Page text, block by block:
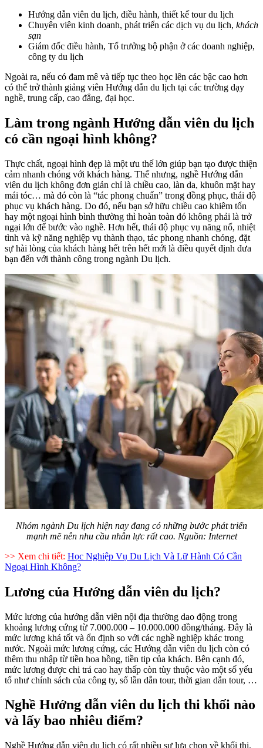
Hướng dẫn viên du lịch, điều hành, thiết kế tour du lịch
Chuyên viên kinh doanh, phát triển các dịch vụ du lịch, khách
sạn
Giám đốc điều hành, Tổ trưởng bộ phận ở các doanh nghiệp,
công ty du lịch
Ngoài ra, nếu có đam mê và tiếp tục theo học lên các bậc cao hơn
có thể trở thành giảng viên Hướng dẫn du lịch tại các trường dạy
nghề, trung cấp, cao đẳng, đại học.
Làm trong ngành Hướng dẫn viên du lịch
có cần ngoại hình không?
Thực chất, ngoại hình đẹp là một ưu thế lớn giúp bạn tạo được thiện
cảm nhanh chóng với khách hàng. Thế nhưng, nghề Hướng dẫn
viên du lịch không đơn giản chỉ là chiều cao, làn da, khuôn mặt hay
mái tóc… mà đó còn là “tác phong chuẩn” trong đồng phục, thái độ
phục vụ khách hàng. Do đó, nếu bạn sở hữu chiều cao khiêm tốn
hay một ngoại hình bình thường thì hoàn toàn đó không phải là trở
ngại lớn để bước vào nghề. Hơn hết, thái độ phục vụ năng nổ, nhiệt
tình và kỹ năng nghiệp vụ thành thạo, tác phong nhanh chóng, đặt
sự hài lòng của khách hàng hết trên hết mới là điều quyết định đưa
bạn đến với thành công trong ngành Du lịch.
Nhóm ngành Du lịch hiện nay đang có những bước phát triển
mạnh mẽ nên nhu cầu nhân lực rất cao. Nguồn: Internet
>> Xem chi tiết: Học Nghiệp Vụ Du Lịch Và Lữ Hành Có Cần
Ngoại Hình Không?
Lương của Hướng dẫn viên du lịch?
Mức lương của hướng dẫn viên nội địa thường dao động trong
khoảng lương cứng từ 7.000.000 – 10.000.000 đồng/tháng. Đây là
mức lương khá tốt và ổn định so với các nghề nghiệp khác trong
nước. Ngoài mức lương cứng, các Hướng dẫn viên du lịch còn có
thêm thu nhập từ tiền hoa hồng, tiền tip của khách. Bên cạnh đó,
mức lương được chi trả cao hay thấp còn tùy thuộc vào một số yếu
tố như chính sách của công ty, số lần dẫn tour, thời gian dẫn tour, …
Nghề Hướng dẫn viên du lịch thi khối nào
và lấy bao nhiêu điểm?
Nghề Hướng dẫn viên du lịch có rất nhiều sự lựa chọn về khối thi.